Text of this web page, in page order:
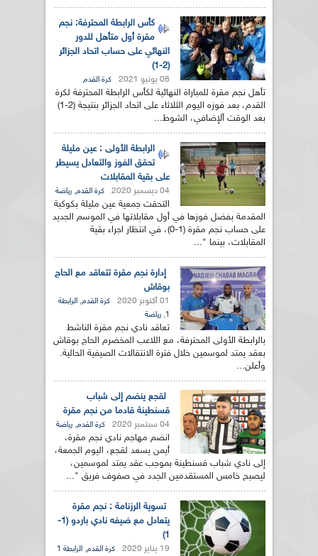
كأس الرابطة المحترفة: نجم
مقرة أول متأهل للدور
النهائي على حساب اتحاد الجزائر
(2-1)
08 يونيو 2021 كرة القدم
تأهل نجم مقرة للمباراة النهائية لكأس الرابطة المحترفة لكرة
القدم، بعد فوزه اليوم الثلاثاء على اتحاد الجزائر بنتيجة (2-1)
بعد الوقت اَلإضافي، الشوط...
الرابطة الأولى : عين مليلة
تحقق الفوز والتعادل يسيطر
على بقية المقابلات
04 ديسمبر 2020 كرة القدم, رياضة
التحقت جمعية عين مليلة بكوكبة
المقدمة بفضل فوزها في أول مقابلاتها في الموسم الجديد
على حساب نجم مقرة (1-0)، في انتظار اجراء بقية
المقابلات، بينما "...
إدارة نجم مقرة تتعاقد مع الحاج
بوقاش
01 أكتوبر 2020 كرة القدم, الرابطة
1
, رياضة
تعاقد نادي نجم مقرة الناشط
بالرابطة الأولى المحترفة، مع اللاعب المخضرم الحاج بوقاش
بعقد يمتد لموسمين خلال فترة الانتقالات الصيفية الحالية.
وأعلن...
لقجع ينضم إلى شباب
قسنطينة قادما من نجم مقرة
04 سبتمبر 2020 كرة القدم, رياضة
انضم مهاجم نادي نجم مقرة،
أيمن يسعد لقجع، اليوم الجمعة،
إلى نادي شباب قسنطينة بموجب عقد يمتد لموسمين،
ليصبح خامس المستقدمين الجدد في صفوف فريق "...
تسوية الرزنامة : نجم مقرة
يتعادل مع ضيفه نادي باردو (1-
1)
19 يناير 2020 كرة القدم, الرابطة 1